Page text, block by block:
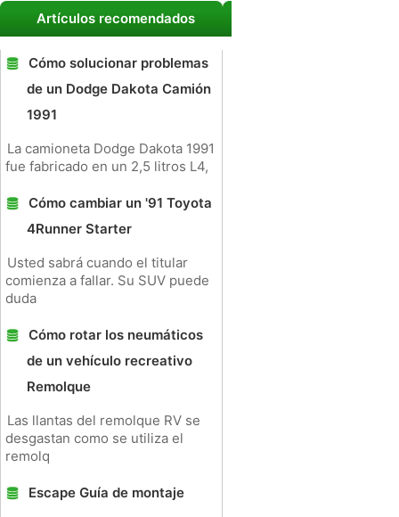
Artículos recomendados
Cómo solucionar problemas
de un Dodge Dakota Camión
1991
La camioneta Dodge Dakota 1991
fue fabricado en un 2,5 litros L4,
Cómo cambiar un '91 Toyota
4Runner Starter
Usted sabrá cuando el titular
comienza a fallar. Su SUV puede
duda
Cómo rotar los neumáticos
de un vehículo recreativo
Remolque
Las llantas del remolque RV se
desgastan como se utiliza el
remolq
Escape Guía de montaje